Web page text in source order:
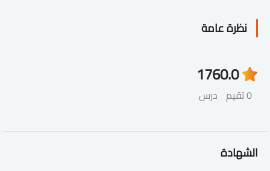
نظرة عامة
0.0
0 تقيم
176
درس
الشهادة